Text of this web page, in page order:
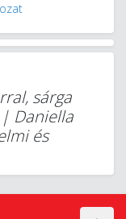
sárga
Daniella
és